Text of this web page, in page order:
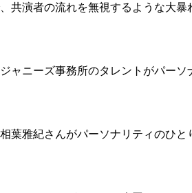
共演者の流れを無視するような大
ャニーズ事務所のタレントがパー
葉雅紀さんがパーソナリティのひ